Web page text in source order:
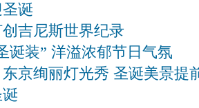
诞
吉尼斯世界纪录
诞装” 洋溢浓郁节日气氛
京绚丽灯光秀 圣诞美景提